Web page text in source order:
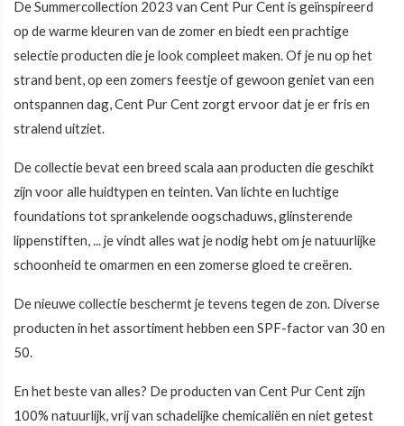
De Summercollection 2023 van Cent Pur Cent is geïnspireerd
op de warme kleuren van de zomer en biedt een prachtige
selectie producten die je look compleet maken. Of je nu op het
strand bent, op een zomers feestje of gewoon geniet van een
ontspannen dag, Cent Pur Cent zorgt ervoor dat je er fris en
stralend uitziet.
De collectie bevat een breed scala aan producten die geschikt
zijn voor alle huidtypen en teinten. Van lichte en luchtige
foundations tot sprankelende oogschaduws, glinsterende
lippenstiften, ... je vindt alles wat je nodig hebt om je natuurlijke
schoonheid te omarmen en een zomerse gloed te creëren.
De nieuwe collectie beschermt je tevens tegen de zon. Diverse
producten in het assortiment hebben een SPF-factor van 30 en
50.
En het beste van alles? De producten van Cent Pur Cent zijn
100% natuurlijk, vrij van schadelijke chemicaliën en niet getest